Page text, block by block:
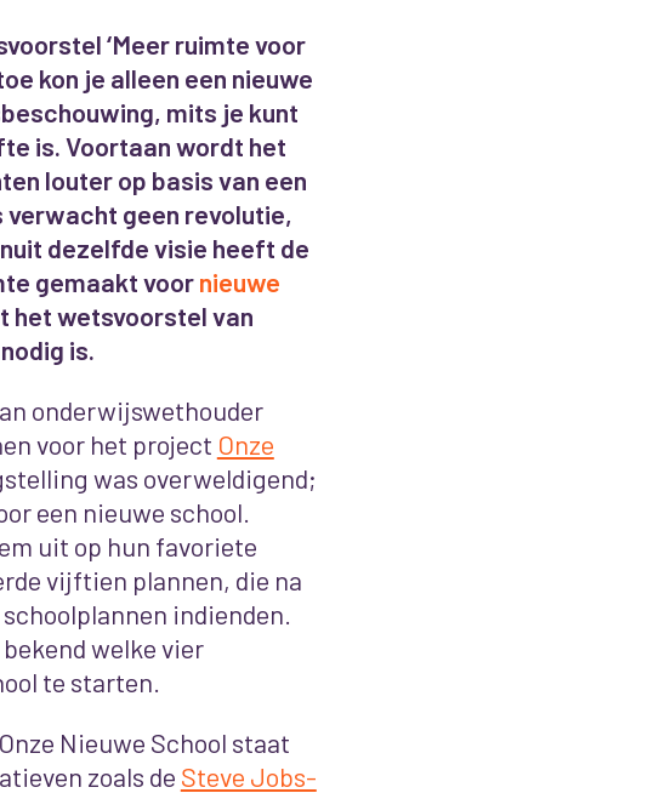
‘Meer ruimte voor
kon je alleen een nieuwe
mits je kunt
is. Voortaan wordt het
louter op basis van een
geen revolutie,
dezelfde visie heeft de
gemaakt voornieuwe
het wetsvoorstel van
is.
onderwijswethouder
voor het project Onze
was overweldigend;
een nieuwe school.
uit op hun favoriete
vijftien plannen, die na
indienden.
welke vier
te starten.
Nieuwe School staat
zoals de Steve Jobs-